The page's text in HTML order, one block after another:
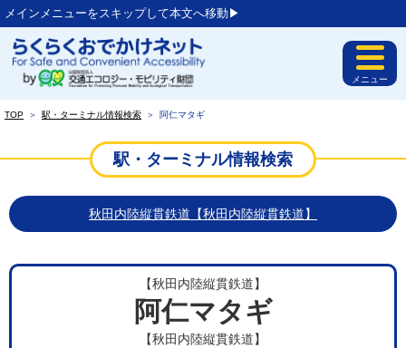
メインメニューをスキップして本文へ移動▶︎
メニュー
TOP ＞ 駅・ターミナル情報検索 ＞ 阿仁マタギ
駅・ターミナル情報検索
秋田内陸縦貫鉄道【秋田内陸縦貫鉄道】
【秋田内陸縦貫鉄道】
阿仁マタギ
【秋田内陸縦貫鉄道】